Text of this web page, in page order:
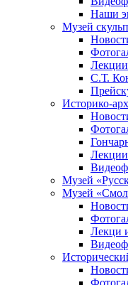
Наши
Музей
С.Т.
Историко-
Музей
Музей
Лекци